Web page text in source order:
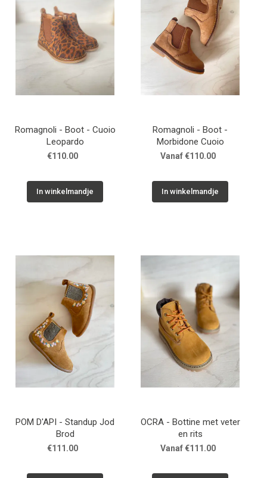
Romagnoli - Boot - Cuoio
Leopardo
€110.00
In winkelmandje
Romagnoli - Boot -
Morbidone Cuoio
Vanaf €110.00
In winkelmandje
POM D'API - Standup Jod
Brod
€111.00
OCRA - Bottine met veter
en rits
Vanaf €111.00